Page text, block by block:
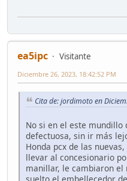
ea5ipc
Visitante
Diciembre 26, 2023, 18:42:52 PM
Cita de: jordimoto en
No si en el este
defectuosa, sin ir más
Honda pcx de las
llevar al concesionario
manillar, le cambiaron